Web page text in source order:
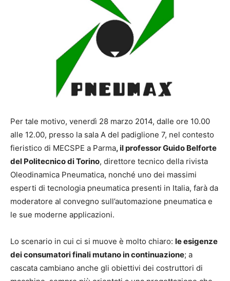
Per tale motivo, venerdì 28 marzo 2014, dalle ore 10.00
alle 12.00, presso la sala A del padiglione 7, nel contesto
fieristico di MECSPE a Parma, il professor Guido Belforte
del Politecnico di Torino, direttore tecnico della rivista
Oleodinamica Pneumatica, nonché uno dei massimi
esperti di tecnologia pneumatica presenti in Italia, farà da
moderatore al convegno sull’automazione pneumatica e
le sue moderne applicazioni.
Lo scenario in cui ci si muove è molto chiaro: le esigenze
dei consumatori finali mutano in continuazione; a
cascata cambiano anche gli obiettivi dei costruttori di